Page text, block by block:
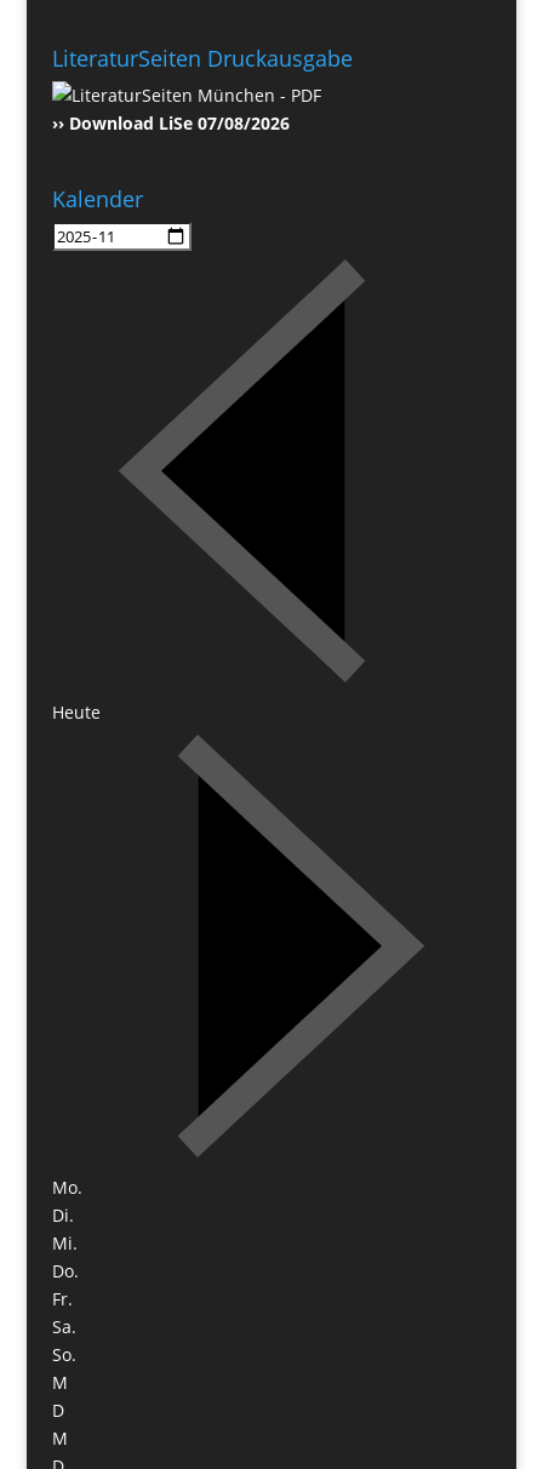
LiteraturSeiten Druckausgabe
›› Download LiSe 07/08/2026
Kalender
Heute
Mo.
Di.
Mi.
Do.
Fr.
Sa.
So.
M
D
M